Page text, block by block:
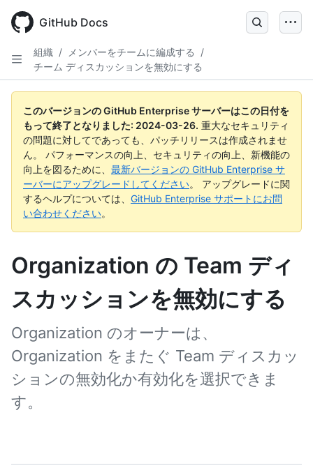
main
content
GitHub Docs
組織 / メンバーをチームに編成する
/
チーム ディスカッションを無効にする
このバージョンの GitHub Enterprise サーバーはこの日付を
もって終了となりました: 2024-03-26. 重大なセキュリティ
の問題に対してであっても、パッチリリースは作成されませ
ん。 パフォーマンスの向上、セキュリティの向上、新機能の
向上を図るために、 最新バージョンの GitHub Enterprise サ
ーバーにアップグレードしてください。 アップグレードに関
するヘルプについては、 GitHub Enterprise サポートにお問
い合わせください。
Organization の Team ディ
スカッションを無効にする
Organization のオーナーは、
Organization をまたぐ Team ディスカッ
ションの無効化か有効化を選択できま
す。